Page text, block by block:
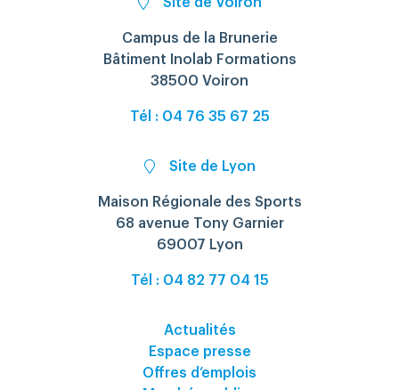
Site de Voiron
Campus de la Brunerie
Bâtiment Inolab Formations
38500 Voiron
Tél : 04 76 35 67 25
Site de Lyon
Maison Régionale des Sports
68 avenue Tony Garnier
69007 Lyon
Tél : 04 82 77 04 15
Actualités
Espace presse
Offres d’emplois